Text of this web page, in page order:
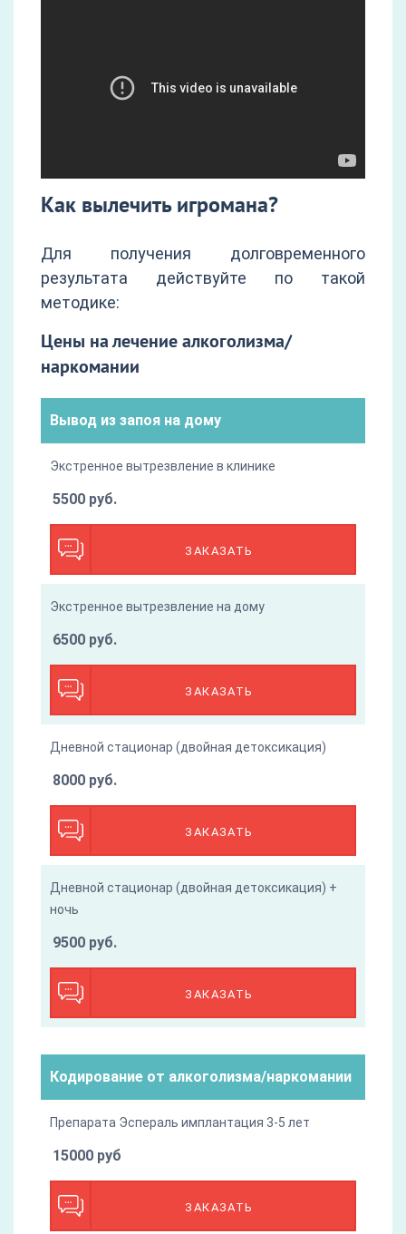
Как вылечить игромана?
Для получения долговременного
результата действуйте по такой
методике:
Цены на лечение алкоголизма/
наркомании
Вывод из запоя на дому
Экстренное вытрезвление в клинике
ЗАКАЗАТЬ
5500 руб.
Экстренное вытрезвление на дому
ЗАКАЗАТЬ
6500 руб.
Дневной стационар (двойная детоксикация)
ЗАКАЗАТЬ
8000 руб.
Дневной стационар (двойная детоксикация) +
ночь
ЗАКАЗАТЬ
9500 руб.
Кодирование от алкоголизма/наркомании
Препарата Эспераль имплантация 3-5 лет
ЗАКАЗАТЬ
15000 руб